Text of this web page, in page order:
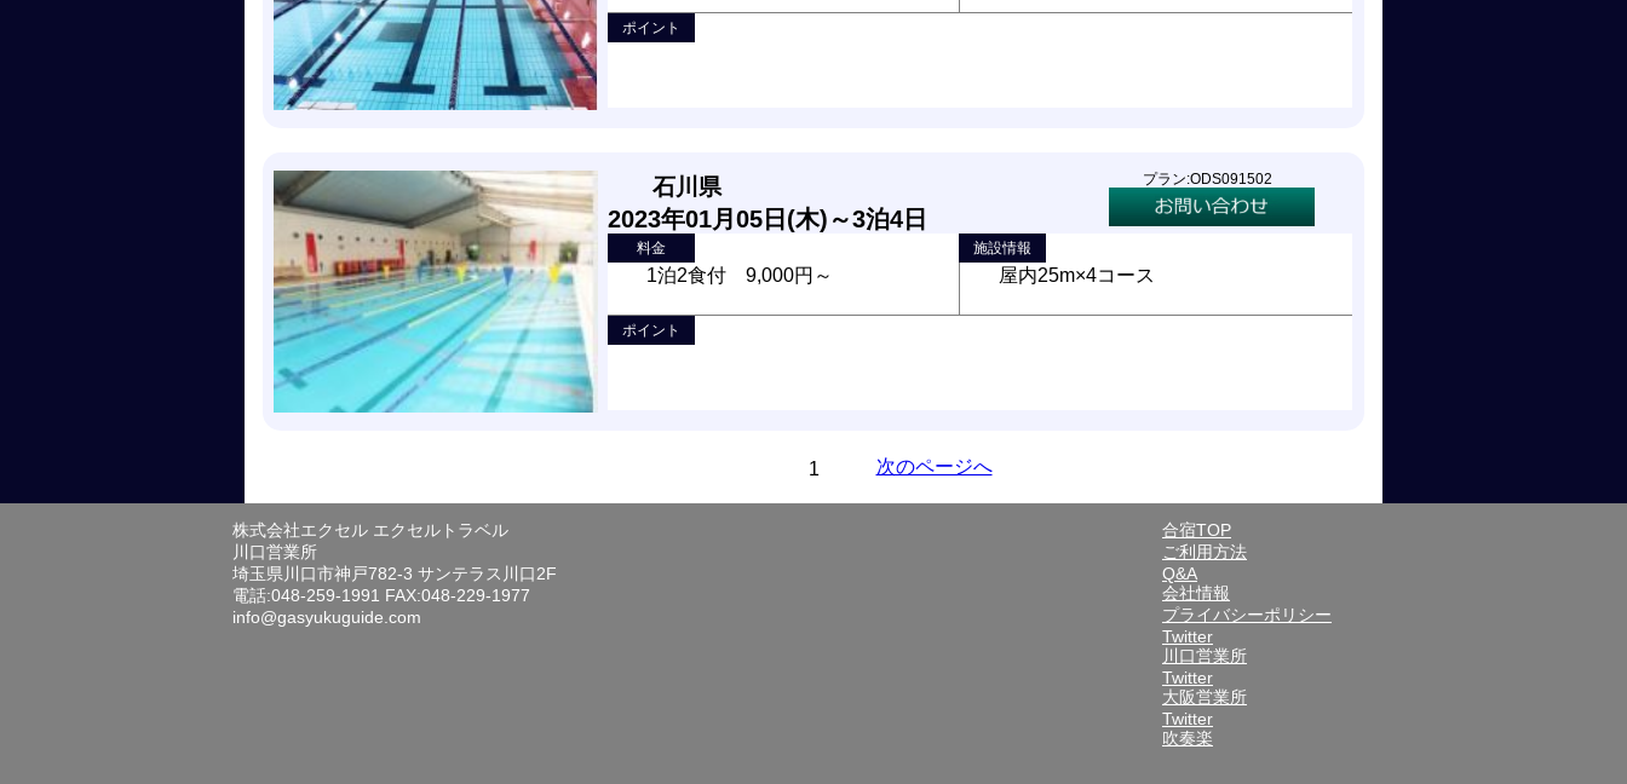
ポイント
石川県
2023年01月05日(木)～3泊4日
プラン:ODS091502
料金
1泊2食付 9,000円～
施設情報
屋内25m×4コース
ポイント
1 次のページへ
株式会社エクセル エクセルトラベル
川口営業所
埼玉県川口市神戸782-3 サンテラス川口2F
電話:048-259-1991 FAX:048-229-1977
info@gasyukuguide.com
合宿TOP
ご利用方法
Q&A
会社情報
プライバシーポリシー
Twitter
川口営業所
Twitter
大阪営業所
Twitter
吹奏楽